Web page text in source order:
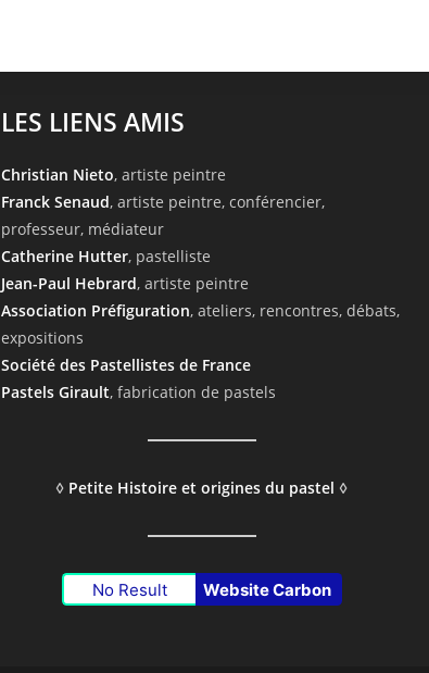
LES LIENS AMIS
Christian Nieto, artiste peintre
Franck Senaud, artiste peintre, conférencier,
professeur, médiateur
Catherine Hutter, pastelliste
Jean-Paul Hebrard, artiste peintre
Association Préfiguration, ateliers, rencontres, débats,
expositions
Société des Pastellistes de France
Pastels Girault, fabrication de pastels
◊ Petite Histoire et origines du pastel ◊
No Result Website Carbon